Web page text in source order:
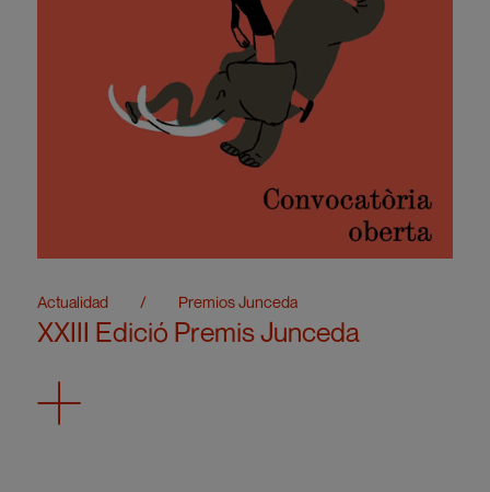
Actualidad / Premios Junceda
XXIII Edició Premis Junceda